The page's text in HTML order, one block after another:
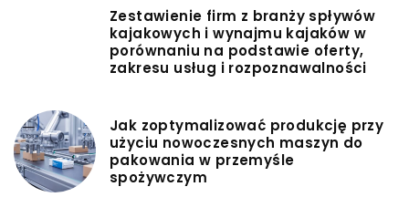
Zestawienie firm z branży spływów
kajakowych i wynajmu kajaków w
porównaniu na podstawie oferty,
zakresu usług i rozpoznawalności
Jak zoptymalizować produkcję przy
użyciu nowoczesnych maszyn do
pakowania w przemyśle
spożywczym